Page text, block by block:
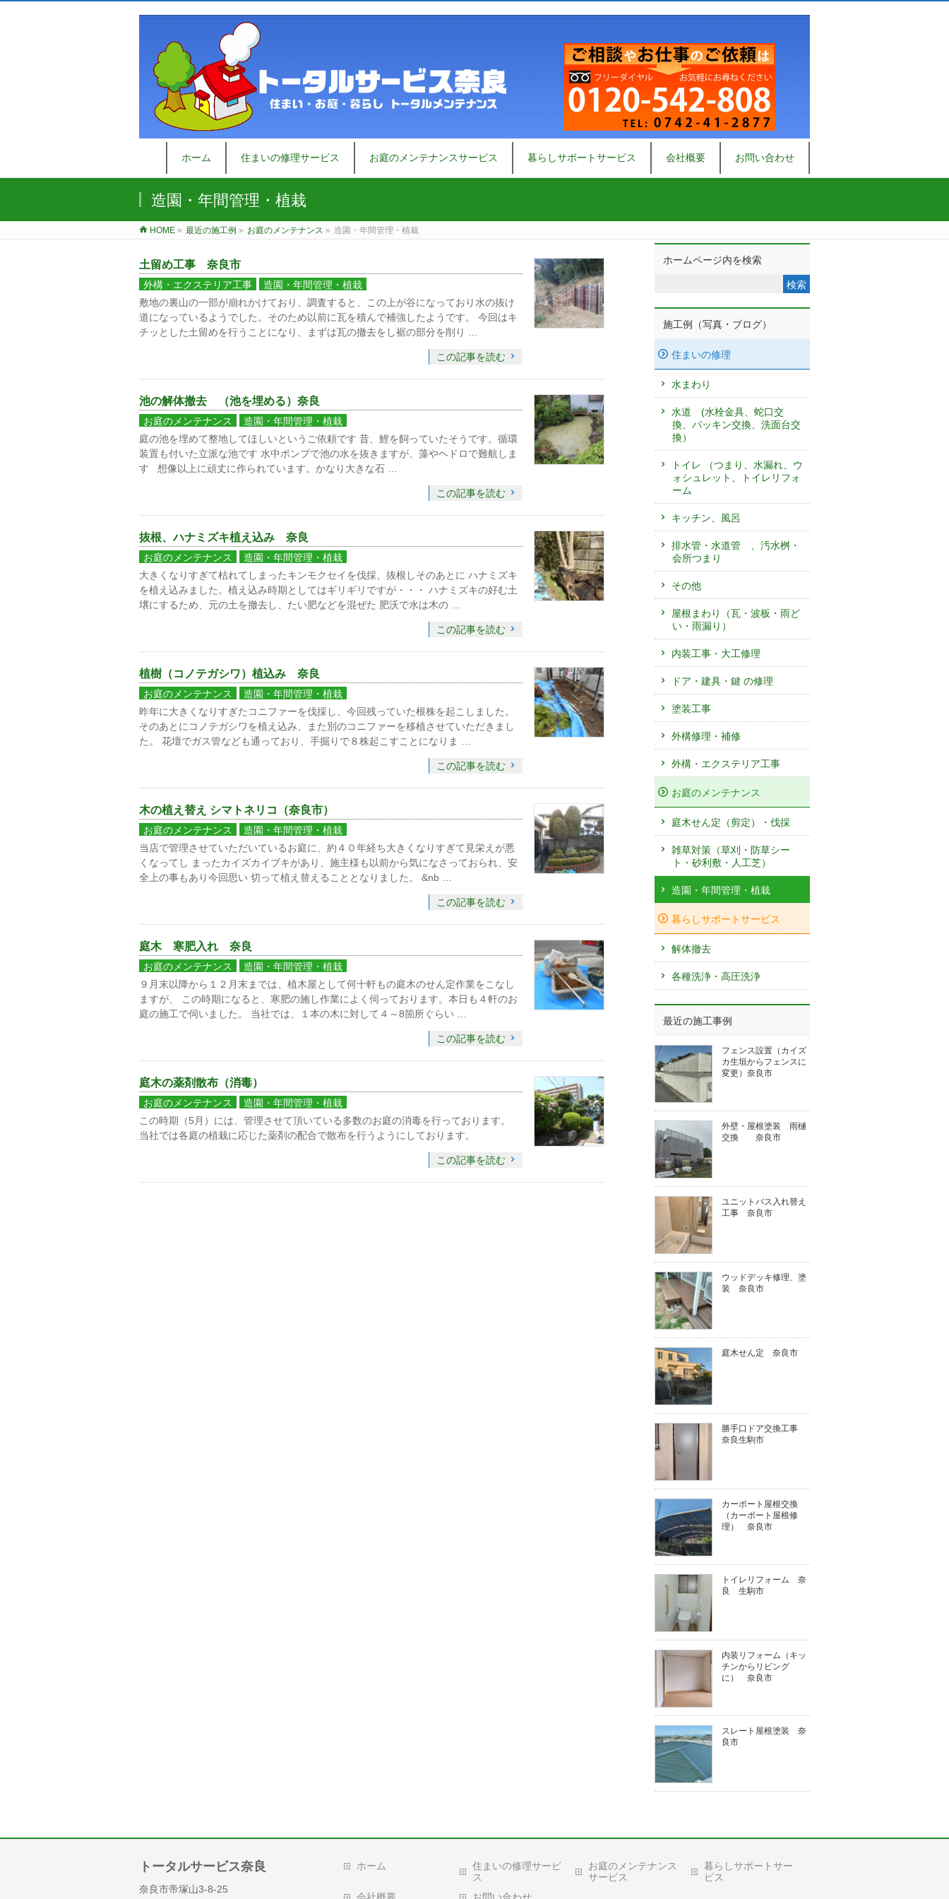
ホーム 住まいの修理サービス お庭のメンテナンスサービス 暮らしサポートサービス 会社概要 お問い合わせ
造園・年間管理・植栽
HOME » 最近の施工例 » お庭のメンテナンス » 造園・年間管理・植栽
土留め工事 奈良市
外構・エクステリア工事
造園・年間管理・植栽
敷地の裏山の一部が崩れかけており、調査すると、この上が谷になっており水の抜け
道になっているようでした。そのため以前に瓦を積んで補強したようです。 今回はキ
チッとした土留めを行うことになり、まずは瓦の撤去をし裾の部分を削り …
この記事を読む
池の解体撤去 （池を埋める）奈良
お庭のメンテナンス
造園・年間管理・植栽
庭の池を埋めて整地してほしいというご依頼です 昔、鯉を飼っていたそうです。循環
装置も付いた立派な池です 水中ポンプで池の水を抜きますが、藻やヘドロで難航しま
す 想像以上に頑丈に作られています。かなり大きな石 …
この記事を読む
抜根、ハナミズキ植え込み 奈良
お庭のメンテナンス
造園・年間管理・植栽
大きくなりすぎて枯れてしまったキンモクセイを伐採、抜根しそのあとに ハナミズキ
を植え込みました。植え込み時期としてはギリギリですが・・・ ハナミズキの好む土
壌にするため、元の土を撤去し、たい肥などを混ぜた 肥沃で水は木の …
この記事を読む
植樹（コノテガシワ）植込み 奈良
お庭のメンテナンス
造園・年間管理・植栽
昨年に大きくなりすぎたコニファーを伐採し、今回残っていた根株を起こしました。
そのあとにコノテガシワを植え込み、また別のコニファーを移植させていただきまし
た。 花壇でガス管なども通っており、手掘りで８株起こすことになりま …
この記事を読む
木の植え替え シマトネリコ（奈良市）
お庭のメンテナンス
造園・年間管理・植栽
当店で管理させていただいているお庭に、約４０年経ち大きくなりすぎて見栄えが悪
くなってし まったカイズカイブキがあり、施主様も以前から気になさっておられ、安
全上の事もあり今回思い 切って植え替えることとなりました。 &nb …
この記事を読む
庭木 寒肥入れ 奈良
お庭のメンテナンス
造園・年間管理・植栽
９月末以降から１２月末までは、植木屋として何十軒もの庭木のせん定作業をこなし
ますが、 この時期になると、寒肥の施し作業によく伺っております。本日も４軒のお
庭の施工で伺いました。 当社では、１本の木に対して４～8箇所ぐらい …
この記事を読む
庭木の薬剤散布（消毒）
お庭のメンテナンス
造園・年間管理・植栽
この時期（5月）には、管理させて頂いている多数のお庭の消毒を行っております。
当社では各庭の植栽に応じた薬剤の配合で散布を行うようにしております。
この記事を読む
ホームページ内を検索
施工例（写真・ブログ）
住まいの修理
水まわり
水道 (水栓金具、蛇口交
換、パッキン交換、洗面台交
換）
トイレ （つまり、水漏れ、ウ
ォシュレット、トイレリフォ
ーム
キッチン、風呂
排水管・水道管 、汚水桝・
会所つまり
その他
屋根まわり（瓦・波板・雨ど
い・雨漏り）
内装工事・大工修理
ドア・建具・鍵 の修理
塗装工事
外構修理・補修
外構・エクステリア工事
お庭のメンテナンス
庭木せん定（剪定）・伐採
雑草対策（草刈・防草シー
ト・砂利敷・人工芝）
造園・年間管理・植栽
暮らしサポートサービス
解体撤去
各種洗浄・高圧洗浄
最近の施工事例
フェンス設置（カイズ
カ生垣からフェンスに
変更）奈良市
外壁・屋根塗装 雨樋
交換 奈良市
ユニットバス入れ替え
工事 奈良市
ウッドデッキ修理、塗
装 奈良市
庭木せん定 奈良市
勝手口ドア交換工事
奈良生駒市
カーポート屋根交換
（カーポート屋根修
理） 奈良市
トイレリフォーム 奈
良 生駒市
内装リフォーム（キッ
チンからリビング
に） 奈良市
スレート屋根塗装 奈
良市
トータルサービス奈良
奈良市帝塚山3-8-25
ホーム
住まいの修理サービ
ス
お庭のメンテナンス
サービス
暮らしサポートサー
ビス